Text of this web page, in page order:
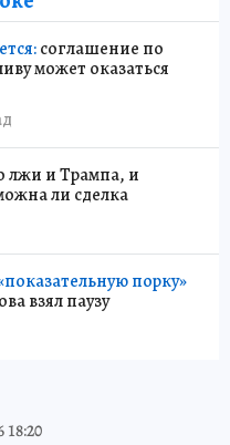
соглашение по
может оказаться
лжи и Трампа, и
ли сделка
порку»
взял паузу
18:20